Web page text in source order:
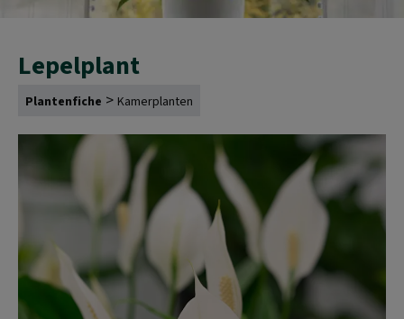
Lepelplant
Plantenfiche > Kamerplanten